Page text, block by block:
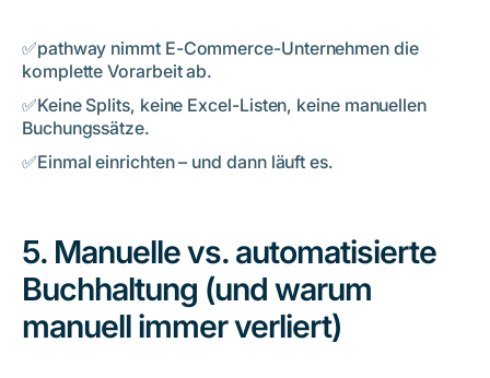
✅pathway nimmt E-Commerce-Unternehmen die
komplette Vorarbeit ab.
✅Keine Splits, keine Excel-Listen, keine manuellen
Buchungssätze.
✅Einmal einrichten – und dann läuft es.
5. Manuelle vs. automatisierte
Buchhaltung (und warum
manuell immer verliert)